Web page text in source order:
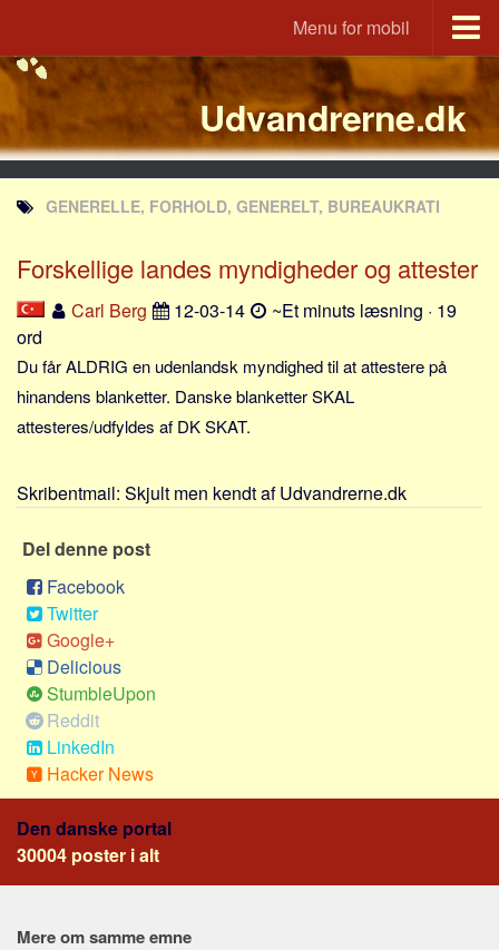
Menu for mobil
Portal
Udvandrerne.dk
Utvandrerne.no
Utvandrarna.se
Tyskland.dk
England.dk
JLKM.dk
Lande
Tyrkiet
Spanien
Sverige
Norge
Thailand
Italien
Grækenland
USA
Alle
Nøgleord
Bolig
Job
Virksomhed
Pension og opsparing
Udvandrerne.dk
GENERELLE, FORHOLD, GENERELT, BUREAUKRATI
Forskellige landes myndigheder og attester
Carl Berg 12-03-14
~Et minuts læsning · 19
ord
Du får ALDRIG en udenlandsk myndighed til at attestere på
hinandens blanketter. Danske blanketter SKAL
attesteres/udfyldes af DK SKAT.
Skribentmail: Skjult men kendt af Udvandrerne.dk
Del denne post
Facebook
Twitter
Google+
Delicious
StumbleUpon
Reddit
LinkedIn
Hacker News
Den danske portal
30004 poster i alt
Mere om samme emne